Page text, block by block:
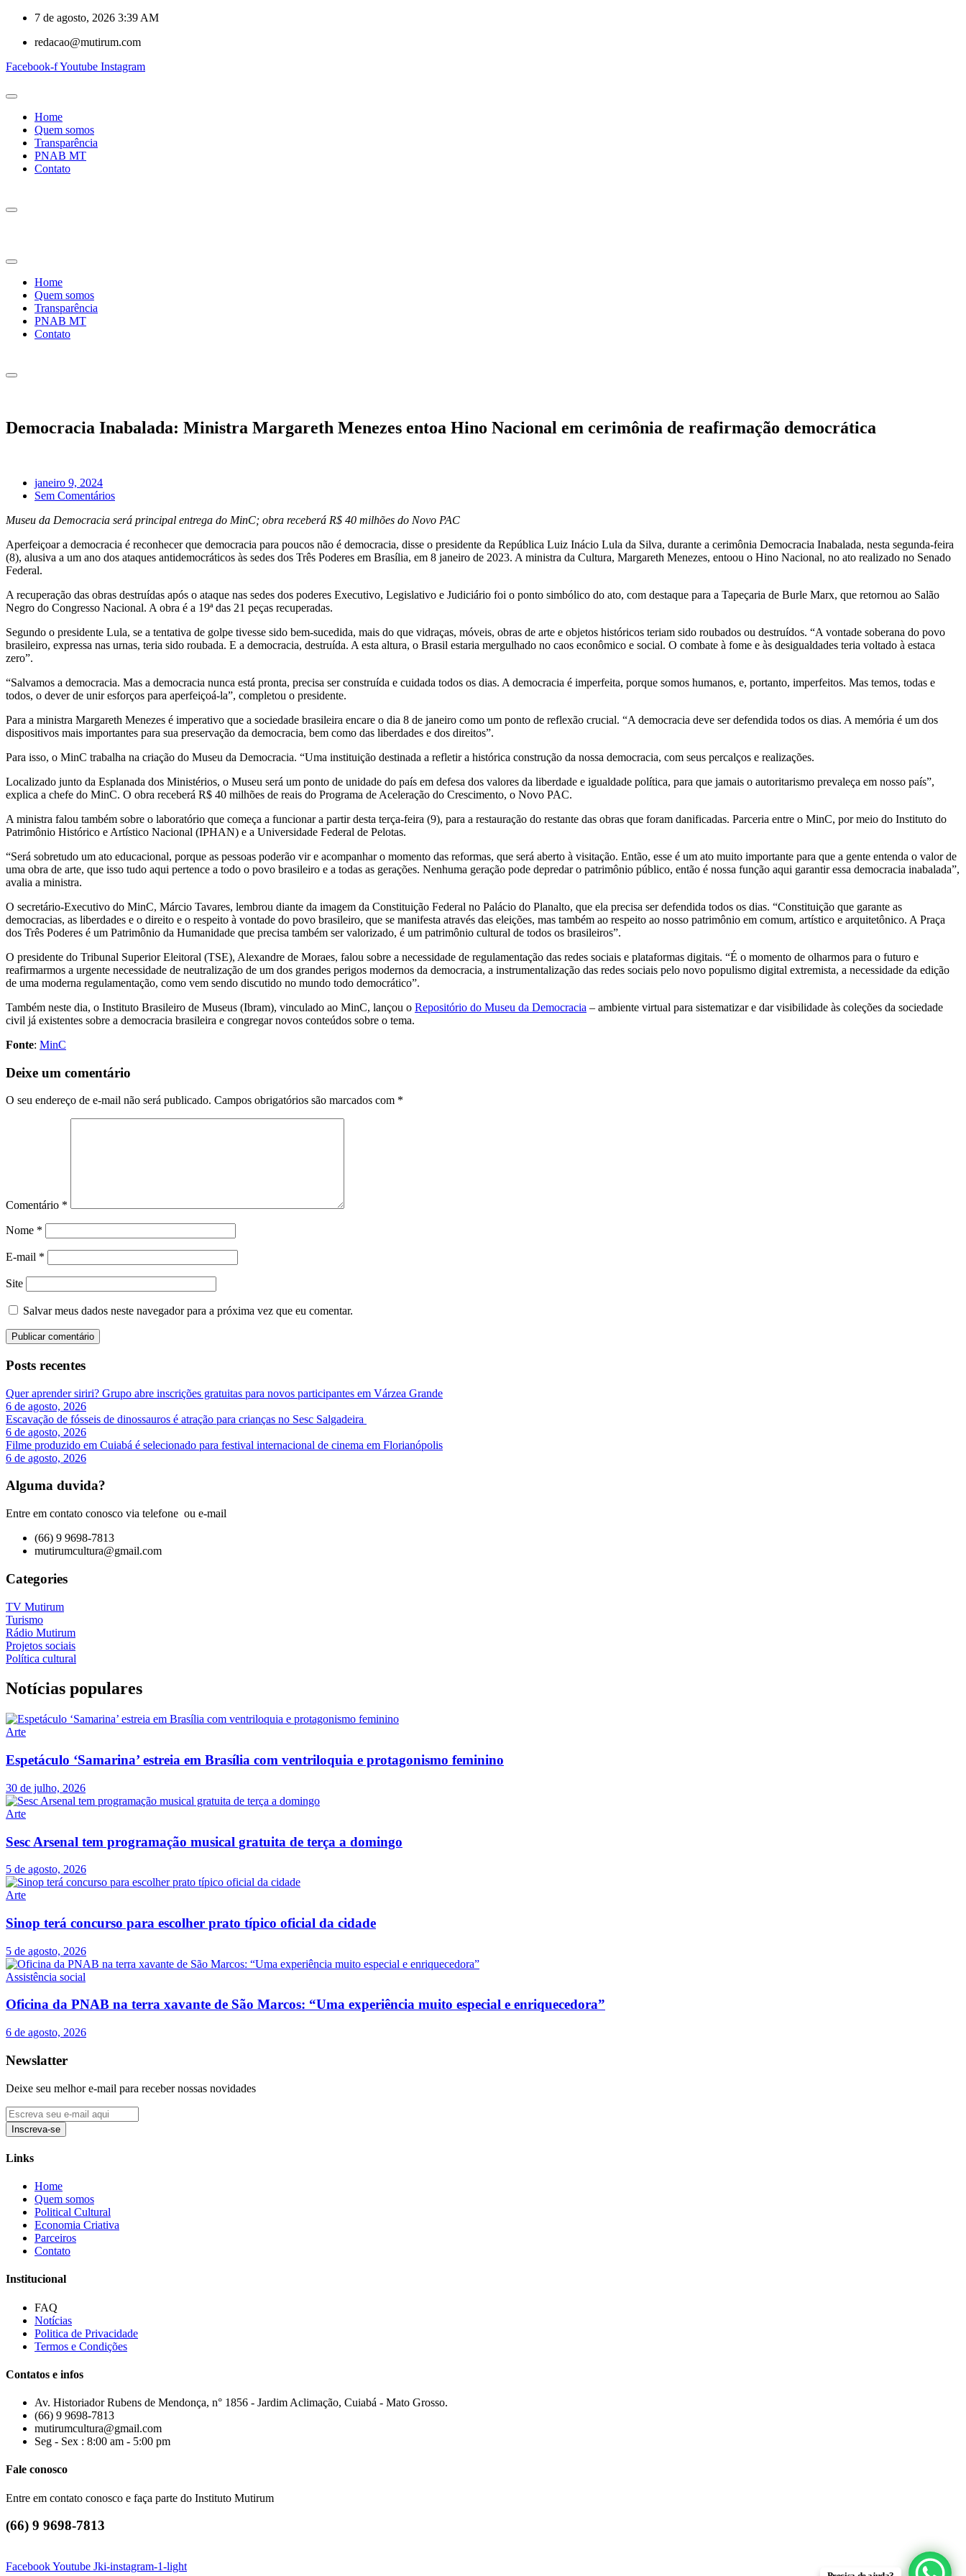
7 de agosto, 2026 3:39 AM
redacao@mutirum.com
Facebook-fYoutube Instagram
Home
Quem somos
Transparência
PNAB MT
Contato
Home
Quem somos
Transparência
PNAB MT
Contato
Democracia Inabalada: Ministra Margareth Menezes entoa Hino Nacional em cerimônia de reafirmação democrática
janeiro 9, 2024
Sem Comentários
Museu da Democracia será principal entrega do MinC; obra receberá R$ 40 milhões do Novo PAC
Aperfeiçoar a democracia é reconhecer que democracia para poucos não é democracia, disse o presidente da República Luiz Inácio Lula da Silva, durante a cerimônia Democracia Inabalada, nesta segunda-feira
(8), alusiva a um ano dos ataques antidemocráticos às sedes dos Três Poderes em Brasília, em 8 janeiro de 2023. A ministra da Cultura, Margareth Menezes, entoou o Hino Nacional, no ato realizado no Senado
Federal.
A recuperação das obras destruídas após o ataque nas sedes dos poderes Executivo, Legislativo e Judiciário foi o ponto simbólico do ato, com destaque para a Tapeçaria de Burle Marx, que retornou ao Salão
Negro do Congresso Nacional. A obra é a 19ª das 21 peças recuperadas.
Segundo o presidente Lula, se a tentativa de golpe tivesse sido bem-sucedida, mais do que vidraças, móveis, obras de arte e objetos históricos teriam sido roubados ou destruídos. “A vontade soberana do povo
brasileiro, expressa nas urnas, teria sido roubada. E a democracia, destruída. A esta altura, o Brasil estaria mergulhado no caos econômico e social. O combate à fome e às desigualdades teria voltado à estaca
zero”.
“Salvamos a democracia. Mas a democracia nunca está pronta, precisa ser construída e cuidada todos os dias. A democracia é imperfeita, porque somos humanos, e, portanto, imperfeitos. Mas temos, todas e
todos, o dever de unir esforços para aperfeiçoá-la”, completou o presidente.
Para a ministra Margareth Menezes é imperativo que a sociedade brasileira encare o dia 8 de janeiro como um ponto de reflexão crucial. “A democracia deve ser defendida todos os dias. A memória é um dos
dispositivos mais importantes para sua preservação da democracia, bem como das liberdades e dos direitos”.
Para isso, o MinC trabalha na criação do Museu da Democracia. “Uma instituição destinada a refletir a histórica construção da nossa democracia, com seus percalços e realizações.
Localizado junto da Esplanada dos Ministérios, o Museu será um ponto de unidade do país em defesa dos valores da liberdade e igualdade política, para que jamais o autoritarismo prevaleça em nosso país”,
explica a chefe do MinC. O obra receberá R$ 40 milhões de reais do Programa de Aceleração do Crescimento, o Novo PAC.
A ministra falou também sobre o laboratório que começa a funcionar a partir desta terça-feira (9), para a restauração do restante das obras que foram danificadas. Parceria entre o MinC, por meio do Instituto do
Patrimônio Histórico e Artístico Nacional (IPHAN) e a Universidade Federal de Pelotas.
“Será sobretudo um ato educacional, porque as pessoas poderão vir e acompanhar o momento das reformas, que será aberto à visitação. Então, esse é um ato muito importante para que a gente entenda o valor de
uma obra de arte, que isso tudo aqui pertence a todo o povo brasileiro e a todas as gerações. Nenhuma geração pode depredar o patrimônio público, então é nossa função aqui garantir essa democracia inabalada”,
avalia a ministra.
O secretário-Executivo do MinC, Márcio Tavares, lembrou diante da imagem da Constituição Federal no Palácio do Planalto, que ela precisa ser defendida todos os dias. “Constituição que garante as
democracias, as liberdades e o direito e o respeito à vontade do povo brasileiro, que se manifesta através das eleições, mas também ao respeito ao nosso patrimônio em comum, artístico e arquitetônico. A Praça
dos Três Poderes é um Patrimônio da Humanidade que precisa também ser valorizado, é um patrimônio cultural de todos os brasileiros”.
O presidente do Tribunal Superior Eleitoral (TSE), Alexandre de Moraes, falou sobre a necessidade de regulamentação das redes sociais e plataformas digitais. “É o momento de olharmos para o futuro e
reafirmarmos a urgente necessidade de neutralização de um dos grandes perigos modernos da democracia, a instrumentalização das redes sociais pelo novo populismo digital extremista, a necessidade da edição
de uma moderna regulamentação, como vem sendo discutido no mundo todo democrático”.
Também neste dia, o Instituto Brasileiro de Museus (Ibram), vinculado ao MinC, lançou o Repositório do Museu da Democracia – ambiente virtual para sistematizar e dar visibilidade às coleções da sociedade
civil já existentes sobre a democracia brasileira e congregar novos conteúdos sobre o tema.
Fonte: MinC
Deixe um comentário
O seu endereço de e-mail não será publicado. Campos obrigatórios são marcados com *
Comentário *
Nome *
E-mail *
Site
Salvar meus dados neste navegador para a próxima vez que eu comentar.
Posts recentes
Quer aprender siriri? Grupo abre inscrições gratuitas para novos participantes em Várzea Grande
6 de agosto, 2026
Escavação de fósseis de dinossauros é atração para crianças no Sesc Salgadeira
6 de agosto, 2026
Filme produzido em Cuiabá é selecionado para festival internacional de cinema em Florianópolis
6 de agosto, 2026
Alguma duvida?
Entre em contato conosco via telefone ou e-mail
(66) 9 9698-7813
mutirumcultura@gmail.com
Categories
TV Mutirum
Turismo
Rádio Mutirum
Projetos sociais
Política cultural
Notícias populares
Arte
Espetáculo ‘Samarina’ estreia em Brasília com ventriloquia e protagonismo feminino
30 de julho, 2026
Arte
Sesc Arsenal tem programação musical gratuita de terça a domingo
5 de agosto, 2026
Arte
Sinop terá concurso para escolher prato típico oficial da cidade
5 de agosto, 2026
Assistência social
Oficina da PNAB na terra xavante de São Marcos: “Uma experiência muito especial e enriquecedora”
6 de agosto, 2026
Newslatter
Deixe seu melhor e-mail para receber nossas novidades
Inscreva-se
Links
Home
Quem somos
Political Cultural
Economia Criativa
Parceiros
Contato
Institucional
FAQ
Notícias
Politica de Privacidade
Termos e Condições
Contatos e infos
Av. Historiador Rubens de Mendonça, n° 1856 - Jardim Aclimação, Cuiabá - Mato Grosso.
(66) 9 9698-7813
mutirumcultura@gmail.com
Seg - Sex : 8:00 am - 5:00 pm
Fale conosco
Entre em contato conosco e faça parte do Instituto Mutirum
(66) 9 9698-7813
FacebookYoutube Jki-instagram-1-light